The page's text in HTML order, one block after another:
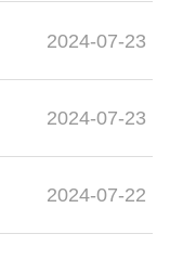
2024-07-23
2024-07-23
2024-07-22